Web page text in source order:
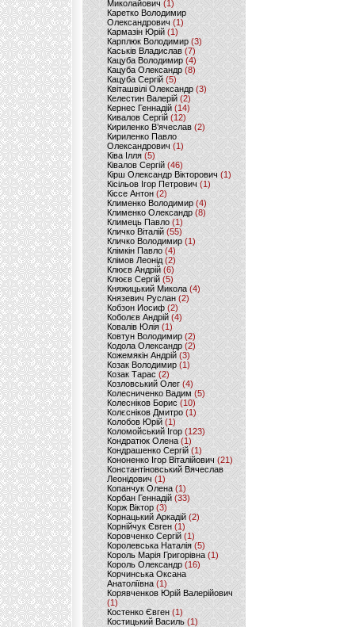
Миколайович (1)
Каретко Володимир
Олександрович (1)
Кармазін Юрій(1)
Карплюк Володимир(3)
Каськів Владислав (7)
Кацуба Володимир (4)
Кацуба Олександр (8)
Кацуба Сергій (5)
Квіташвілі Олександр(3)
Келестин Валерій(2)
Кернес Геннадій (14)
Кивалов Сергій (12)
Кириленко В’ячеслав (2)
Кириленко Павло
Олександрович (1)
Ківа Ілля (5)
Ківалов Сергій(46)
Кірш Олександр Вікторович (1)
Кісільов Ігор Петрович (1)
Кіссе Антон (2)
Клименко Володимир(4)
Клименко Олександр (8)
Климець Павло (1)
Кличко Віталій(55)
Кличко Володимир (1)
Клімкін Павло (4)
Клімов Леонід(2)
Клюєв Андрій(6)
Клюєв Сергій (5)
Княжицький Микола(4)
Князевич Руслан (2)
Кобзон Иосиф(2)
Коболєв Андрій (4)
Ковалів Юлія(1)
Ковтун Володимир (2)
Кодола Олександр (2)
Кожемякін Андрій (3)
Козак Володимир (1)
Козак Тарас (2)
Козловський Олег(4)
Колесниченко Вадим (5)
Колесніков Борис (10)
Колєсніков Дмитро (1)
Колобов Юрій (1)
Коломойський Ігор (123)
Кондратюк Олена(1)
Кондрашенко Сергій (1)
Кононенко Ігор Віталійович (21)
Константіновський Вячеслав
Леонідович (1)
Копанчук Олена (1)
Корбан Геннадій (33)
Корж Віктор (3)
Корнацький Аркадій (2)
Корнійчук Євген (1)
Коровченко Сергій (1)
Королевська Наталія(5)
Король Марія Григорівна (1)
Король Олександр (16)
Корчинська Оксана
Анатоліївна (1)
Корявченков Юрій Валерійович
(1)
Костенко Євген (1)
Костицький Василь (1)